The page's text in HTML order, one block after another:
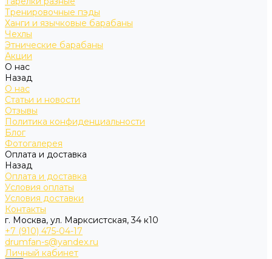
Тренировочные пэды
Ханги и язычковые барабаны
Чехлы
Этнические барабаны
Акции
О нас
Назад
О нас
Статьи и новости
Отзывы
Политика конфиденциальности
Блог
Фотогалерея
Оплата и доставка
Назад
Оплата и доставка
Условия оплаты
Условия доставки
Контакты
г. Москва, ул. Марксистская, 34 к10
+7 (910) 475-04-17
drumfan-s@yandex.ru
Личный кабинет